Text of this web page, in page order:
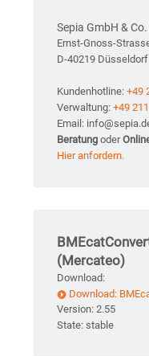
Sepia GmbH & Co.
Ernst-Gnoss-
D-40219 Düsseldorf
Kundenhotline: +49
Verwaltung: +49
Email:
Beratung oder
Hier anfordern.
(Mercateo)
Download:
Download:
Version: 2.55
State: stable